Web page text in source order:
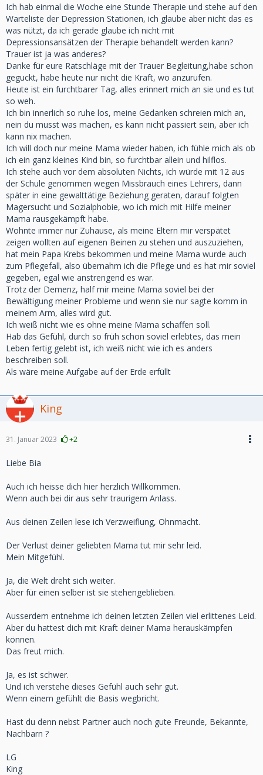
Ich habe über 1 Jahr nichts auf die Reihe bekommen, mir
ging es ganz ganz schlecht.
Ich stand am Abgrund und mit ganz viel Mühe Hilfe gerade
durch dieses Forum hab ich es geschafft.
Wenn Du es wirklich das Gefühl hast nichts geht mehr dann
versuche eine Trauertherapeut zu finden ich hatte großes
Glück.
Ich hatte eine sehr sehr gute und ohne sie dem Forum hier
mit all den lieben Menschen wüsste ich nicht wo ich heute
wäre.
Deine Mama ist immer bei Dir, achte auf Zeichen nicht
erzwingen das funktioniert nicht einfach darauf achten Sie
sind da.
Vlg. Linchen
Ich hab einmal die Woche eine Stunde Therapie und stehe auf den
Warteliste der Depression Stationen, ich glaube aber nicht das es
was nützt, da ich gerade glaube ich nicht mit
Depressionsansätzen der Therapie behandelt werden kann?
Trauer ist ja was anderes?
Danke für eure Ratschläge mit der Trauer Begleitung,habe schon
geguckt, habe heute nur nicht die Kraft, wo anzurufen.
Heute ist ein furchtbarer Tag, alles erinnert mich an sie und es tut
so weh.
Ich bin innerlich so ruhe los, meine Gedanken schreien mich an,
nein du musst was machen, es kann nicht passiert sein, aber ich
kann nix machen.
Ich will doch nur meine Mama wieder haben, ich fühle mich als ob
ich ein ganz kleines Kind bin, so furchtbar allein und hilflos.
Ich stehe auch vor dem absoluten Nichts, ich würde mit 12 aus
der Schule genommen wegen Missbrauch eines Lehrers, dann
später in eine gewalttätige Beziehung geraten, darauf folgten
Magersucht und Sozialphobie, wo ich mich mit Hilfe meiner
Mama rausgekämpft habe.
Wohnte immer nur Zuhause, als meine Eltern mir verspätet
zeigen wollten auf eigenen Beinen zu stehen und auszuziehen,
hat mein Papa Krebs bekommen und meine Mama wurde auch
zum Pflegefall, also übernahm ich die Pflege und es hat mir soviel
gegeben, egal wie anstrengend es war.
Trotz der Demenz, half mir meine Mama soviel bei der
Bewältigung meiner Probleme und wenn sie nur sagte komm in
meinem Arm, alles wird gut.
Ich weiß nicht wie es ohne meine Mama schaffen soll.
Hab das Gefühl, durch so früh schon soviel erlebtes, das mein
Leben fertig gelebt ist, ich weiß nicht wie ich es anders
beschreiben soll.
Als wäre meine Aufgabe auf der Erde erfüllt
King
31. Januar 2023 +2
Liebe Bia
Auch ich heisse dich hier herzlich Willkommen.
Wenn auch bei dir aus sehr traurigem Anlass.
Aus deinen Zeilen lese ich Verzweiflung, Ohnmacht.
Der Verlust deiner geliebten Mama tut mir sehr leid.
Mein Mitgefühl.
Ja, die Welt dreht sich weiter.
Aber für einen selber ist sie stehengeblieben.
Ausserdem entnehme ich deinen letzten Zeilen viel erlittenes Leid.
Aber du hattest dich mit Kraft deiner Mama herauskämpfen
können.
Das freut mich.
Ja, es ist schwer.
Und ich verstehe dieses Gefühl auch sehr gut.
Wenn einem gefühlt die Basis wegbricht.
Hast du denn nebst Partner auch noch gute Freunde, Bekannte,
Nachbarn ?
LG
King